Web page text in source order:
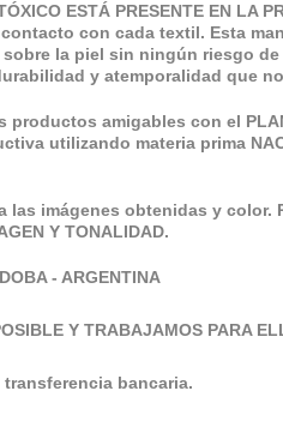
ESTÁ PRESENTE EN LA
con cada textil. Esta
la piel sin ningún riesgo
y atemporalidad que
productos amigables con el
utilizando materia prima
imágenes obtenidas y color.
Y TONALIDAD.
- ARGENTINA
Y TRABAJAMOS PARA
transferencia bancaria.